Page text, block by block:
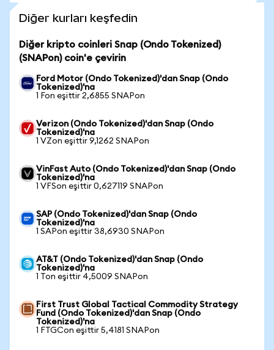
Diğer kurları keşfedin
Diğer kripto coinleri Snap (Ondo Tokenized)
(SNAPon) coin'e çevirin
Ford Motor (Ondo Tokenized)'dan Snap (Ondo
Tokenized)'na
1 Fon eşittir 2,6855 SNAPon
Verizon (Ondo Tokenized)'dan Snap (Ondo
Tokenized)'na
1 VZon eşittir 9,1262 SNAPon
VinFast Auto (Ondo Tokenized)'dan Snap (Ondo
Tokenized)'na
1 VFSon eşittir 0,627119 SNAPon
SAP (Ondo Tokenized)'dan Snap (Ondo
Tokenized)'na
1 SAPon eşittir 38,6930 SNAPon
AT&T (Ondo Tokenized)'dan Snap (Ondo
Tokenized)'na
1 Ton eşittir 4,5009 SNAPon
First Trust Global Tactical Commodity Strategy
Fund (Ondo Tokenized)'dan Snap (Ondo
Tokenized)'na
1 FTGCon eşittir 5,4181 SNAPon